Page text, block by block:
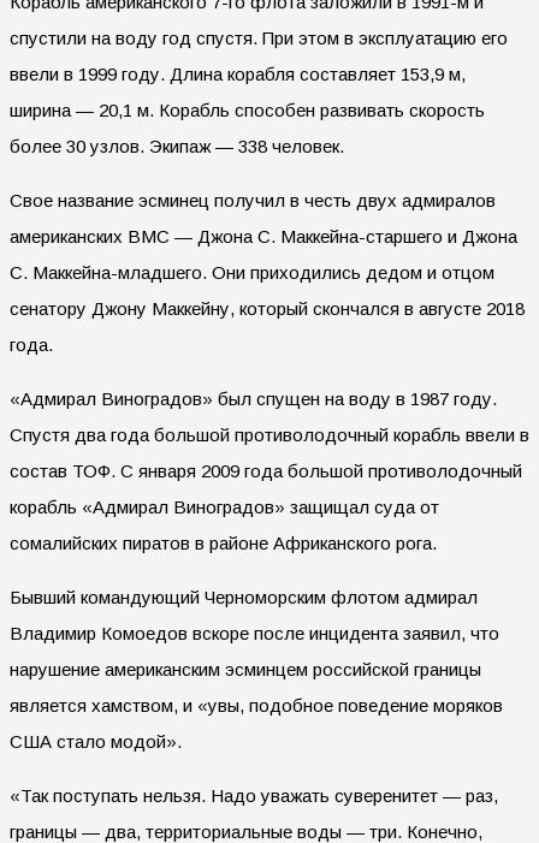
спустили на воду год спустя. При этом в эксплуатацию его
ввели в 1999 году. Длина корабля составляет 153,9 м,
ширина — 20,1 м. Корабль способен развивать скорость
более 30 узлов. Экипаж — 338 человек.
Свое название эсминец получил в честь двух адмиралов
американских ВМС — Джона С. Маккейна-старшего и Джона
С. Маккейна-младшего. Они приходились дедом и отцом
сенатору Джону Маккейну, который скончался в августе 2018
года.
«Адмирал Виноградов» был спущен на воду в 1987 году.
Спустя два года большой противолодочный корабль ввели в
состав ТОФ. С января 2009 года большой противолодочный
корабль «Адмирал Виноградов» защищал суда от
сомалийских пиратов в районе Африканского рога.
Бывший командующий Черноморским флотом адмирал
Владимир Комоедов вскоре после инцидента заявил, что
нарушение американским эсминцем российской границы
является хамством, и «увы, подобное поведение моряков
США стало модой».
«Так поступать нельзя. Надо уважать суверенитет — раз,
границы — два, территориальные воды — три. Конечно,